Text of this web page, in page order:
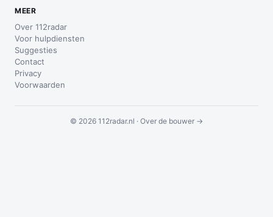
MEER
Over 112radar
Voor hulpdiensten
Suggesties
Contact
Privacy
Voorwaarden
© 2026 112radar.nl · Over de bouwer →